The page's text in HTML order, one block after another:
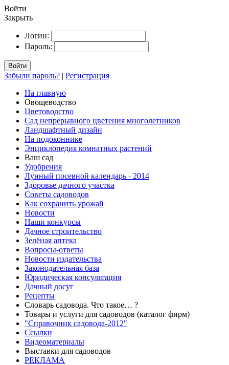
Войти
Закрыть
Логин:
Пароль:
Войти
Забыли пароль? | Регистрация
На главную
Овощеводство
Цветоводство
Сад непрерывного цветения многолетников
Ландшафтный дизайн
На подоконнике
Энциклопедия комнатных растений
Ваш сад
Удобрения
Лунный посевной календарь - 2014
Здоровье дачного участка
Советы садоводов
Как сохранить урожай
Новости
Наши конкурсы
Дачное строительство
Зелёная аптека
Вопросы-ответы
Новости издательства
Законодательная база
Юридическая консультация
Дачный досуг
Рецепты
Словарь садовода. Что такое… ?
Товары и услуги для садоводов (каталог фирм)
"Справочник садовода-2012"
Ссылки
Видеоматериалы
Выставки для садоводов
РЕКЛАМА